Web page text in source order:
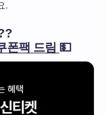
.
폰팩 드림 💵